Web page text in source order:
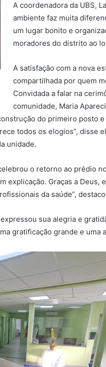
A coordenadora da UBS,
ambiente faz muita
um lugar bonito e
moradores do distrito ao
A satisfação com a nova
compartilhada por quem
Convidada a falar na
comunidade, Maria
do primeiro posto
todos os elogios”, disse
unidade.
o retorno ao prédio
explicação. Graças a Deus,
da saúde”,
sua alegria e
gratificação grande e uma